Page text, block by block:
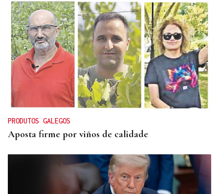
TROFEO EN ESPIÑEDO
Derrota del Arenteiro 0-3 ante el Pontevedra en
un partido de andar por casa
PRODUTOS GALEGOS
Aposta firme por viños de calidade